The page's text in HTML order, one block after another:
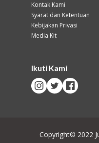
Kontak Kami
Syarat dan Ketentuan
Kebijakan Privasi
Media Kit
Ikuti Kami
Copyright© 2022